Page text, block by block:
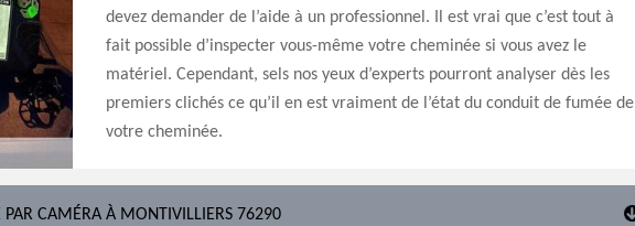
devez demander de l’aide à un professionnel. Il est vrai que c’est tout à
fait possible d’inspecter vous-même votre cheminée si vous avez le
matériel. Cependant, sels nos yeux d’experts pourront analyser dès les
premiers clichés ce qu’il en est vraiment de l’état du conduit de fumée de
votre cheminée.
PAR CAMÉRA À MONTIVILLIERS 76290